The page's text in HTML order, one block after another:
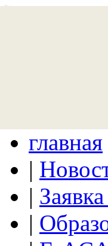
главная
|
|
|